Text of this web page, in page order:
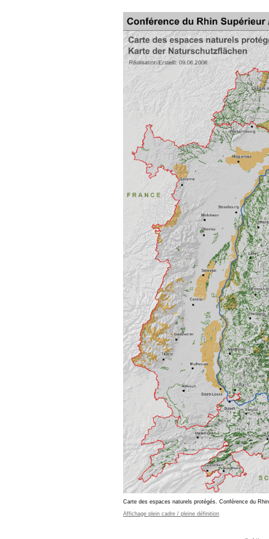
Carte des espaces naturels protégés. Conférence du
Affichage plein cadre / pleine définition